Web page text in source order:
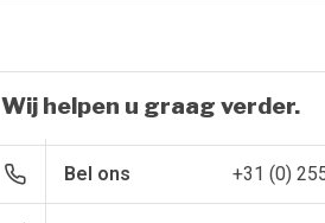
Wij helpen u graag verder.
Bel ons +31 (0)